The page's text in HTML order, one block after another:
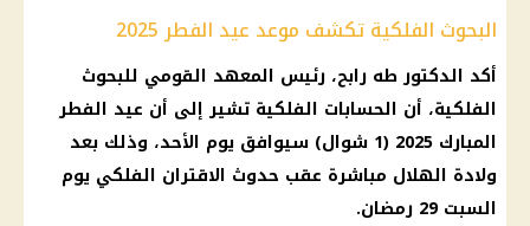
البحوث الفلكية تكشف موعد عيد الفطر 2025
أكد الدكتور طه رابح، رئيس المعهد القومي للبحوث
الفلكية، أن الحسابات الفلكية تشير إلى أن عيد الفطر
المبارك 2025
(1 شوال) سيوافق يوم الأحد، وذلك بعد
ولادة الهلال مباشرة عقب حدوث الاقتران الفلكي يوم
السبت 29
رمضان.